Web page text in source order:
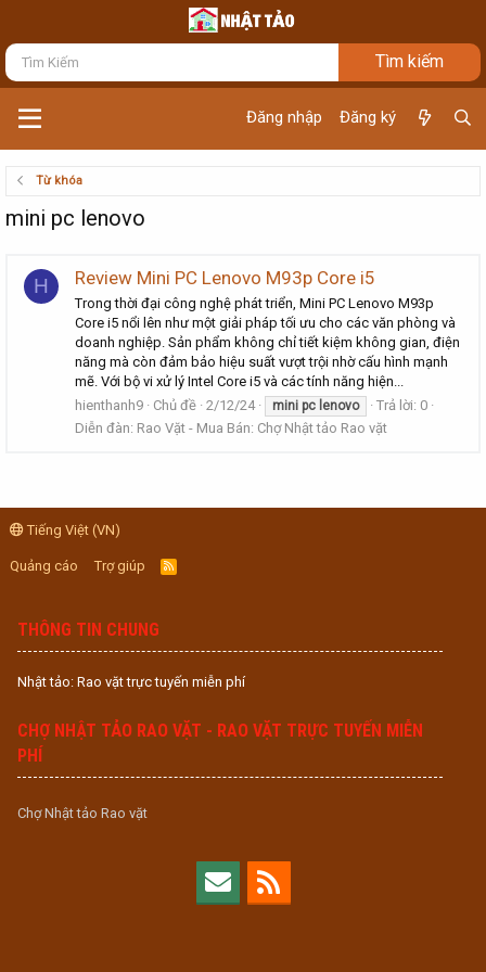
Đăng nhập Đăng ký
Từ khóa
mini pc lenovo
H Review Mini PC Lenovo M93p Core i5
Trong thời đại công nghệ phát triển, Mini PC Lenovo M93p
Core i5 nổi lên như một giải pháp tối ưu cho các văn phòng và
doanh nghiệp. Sản phẩm không chỉ tiết kiệm không gian, điện
năng mà còn đảm bảo hiệu suất vượt trội nhờ cấu hình mạnh
mẽ. Với bộ vi xử lý Intel Core i5 và các tính năng hiện...
hienthanh9
Chủ đề 2/12/24 mini pc lenovo
Trả lời: 0
Diễn đàn: Rao Vặt - Mua Bán: Chợ Nhật tảo Rao vặt
Tiếng Việt (VN)
Quảng cáo Trợ giúp
R
S
THÔNG TIN CHUNG
Nhật tảo: Rao vặt trực tuyến miễn phí
CHỢ NHẬT TẢO RAO VẶT - RAO VẶT TRỰC TUYẾN MIỄN
PHÍ
Chợ Nhật tảo Rao vặt